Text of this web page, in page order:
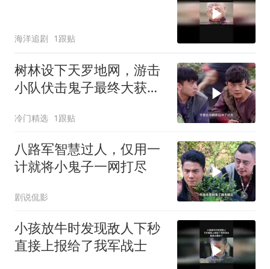
海洋追剧 1跟贴
树林设下天罗地网，游击
小队伏击鬼子最终大获全
冷门精选 1跟贴
八路军智慧过人，仅用一
计就将小鬼子一网打尽
剧说侃影
小孩放牛时发现敌人下秒
直接上报给了我军战士